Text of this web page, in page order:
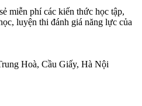
miễn phí các kiến thức học tập,
luyện thi đánh giá năng lực của
Hoà, Cầu Giấy, Hà Nội